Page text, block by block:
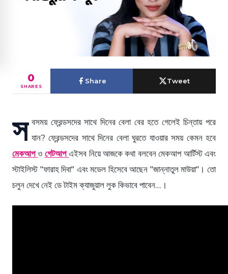
0
SHARES
Share Tweet
স বসময় ফ্রেন্ডসদের সাথে দিনের বেলা বের হতে গেলেই চিন্তায় পরে
যান? ফ্রেন্ডসদের সাথে দিনের বেলা ঘুরতে যাওয়ার সময় কেমন হবে
মেকআপ ও গেটআপ এইসব নিয়ে আজকে কথা বলবেন মেকআপ আর্টিস্ট এবং
স্টাইলিস্ট "ফারাহ দিবা" এবং মডেল হিসেবে আছেন "জান্নাতুল মাউয়া"। তো
চলুন দেখে নেই ডে টাইম ক্যাজুয়াল লুক কিভাবে পাবেন....।